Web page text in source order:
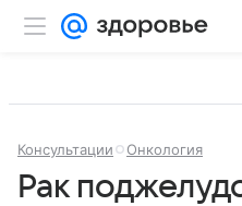
Консультации Онкология
Рак